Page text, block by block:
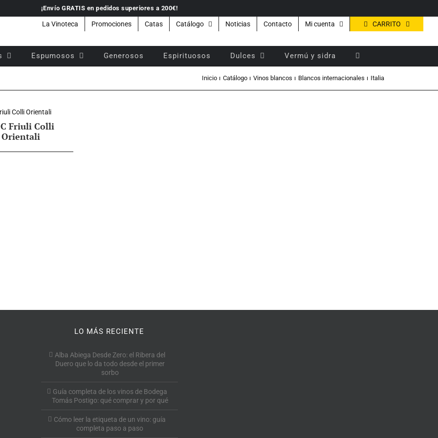
¡Envío GRATIS en pedidos superiores a 200€!
La Vinoteca Promociones Catas Catálogo Noticias Contacto Mi cuenta CARRITO
Espumosos Generosos Espirituosos Dulces Vermú y sidra
Inicio Catálogo Vinos blancos Blancos internacionales Italia
Friuli Colli
Orientali
LO MÁS RECIENTE
Alba Abiega Desde Zero: el Ribera del
Duero que lo da todo desde el primer
sorbo
Guía completa de los vinos de Bodega
Tomás Postigo: qué comprar y por qué
Cómo leer la etiqueta de un vino: guía
completa paso a paso